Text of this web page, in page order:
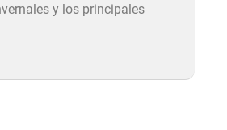
y los principales